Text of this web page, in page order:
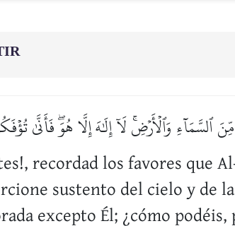
وَٱلۡأَرۡضِۚ لَآ إِلَٰهَ إِلَّا هُوَۖ فَأَنَّىٰ
recordad los favores que
sustento del cielo y de
excepto Él; ¿cómo podéis,